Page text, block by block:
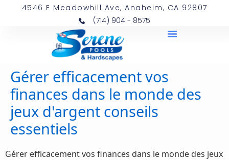
4546 E Meadowhill Ave, Anaheim, CA 92807
(714) 904 - 8575
Gérer efficacement vos
finances dans le monde des
jeux d'argent conseils
essentiels
Gérer efficacement vos finances dans le monde des jeux